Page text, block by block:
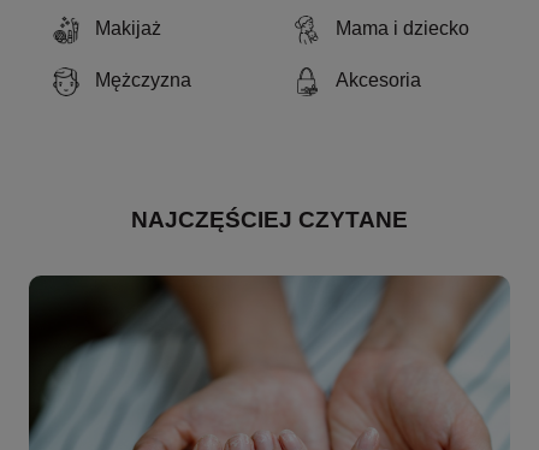
Makijaż Mama i dziecko
Mężczyzna Akcesoria
NAJCZĘŚCIEJ CZYTANE